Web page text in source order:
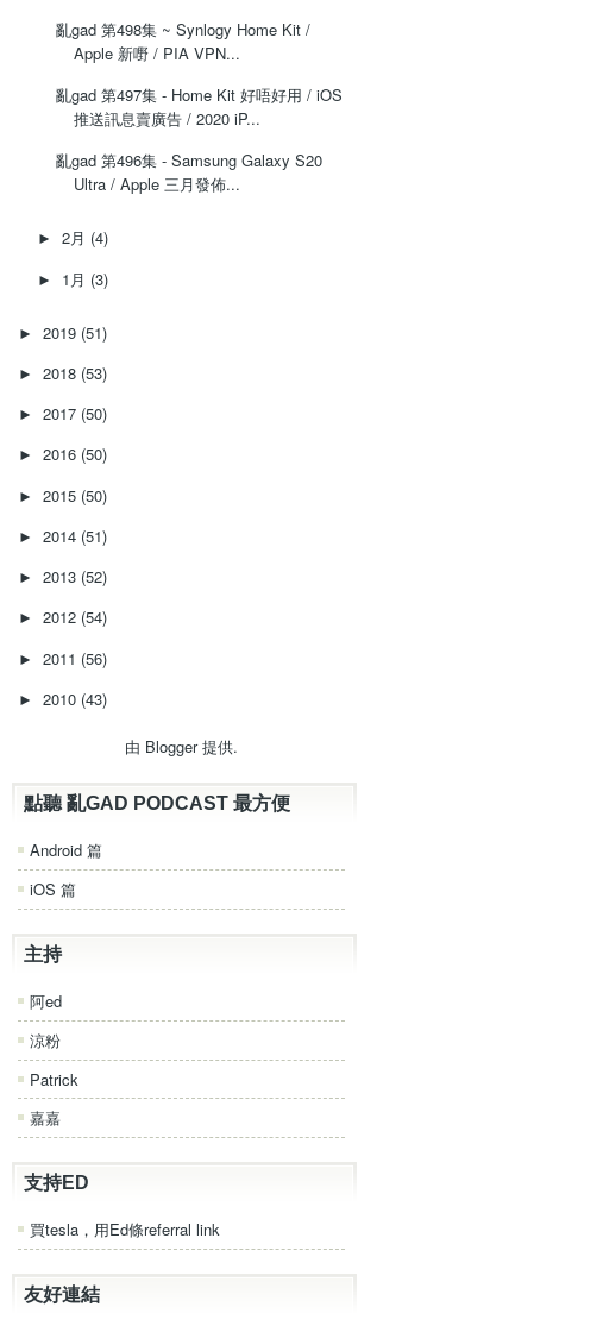
亂gad 第498集 ~ Synlogy Home Kit /
Apple 新嘢 / PIA VPN...
亂gad 第497集 - Home Kit 好唔好用 / iOS
推送訊息賣廣告 / 2020 iP...
亂gad 第496集 - Samsung Galaxy S20
Ultra / Apple 三月發佈...
► 2月 (4)
► 1月 (3)
► 2019 (51)
► 2018 (53)
► 2017 (50)
► 2016 (50)
► 2015 (50)
► 2014 (51)
► 2013 (52)
► 2012 (54)
► 2011 (56)
► 2010 (43)
由 Blogger提供.
點聽 亂GAD PODCAST 最方便
Android 篇
iOS 篇
主持
阿ed
涼粉
Patrick
嘉嘉
支持ED
買tesla，用Ed條referral link
友好連結